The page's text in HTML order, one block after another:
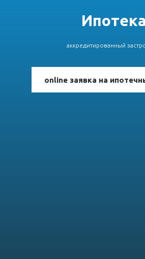
Ипотека
аккредитированный
online заявка на